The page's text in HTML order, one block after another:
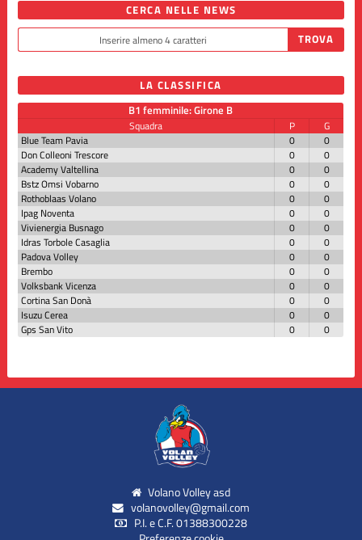
CERCA NELLE NEWS
LA CLASSIFICA
B1 femminile: Girone B
Squadra P
G
Blue Team Pavia
0
0
Don Colleoni Trescore
0
0
Academy Valtellina
0
0
Bstz Omsi Vobarno
0
0
Rothoblaas Volano
0
0
Ipag Noventa
0
0
Vivienergia Busnago
0
0
Idras Torbole Casaglia
0
0
Padova Volley
0
0
Brembo
0
0
Volksbank Vicenza
0
0
Cortina San Donà
0
0
Isuzu Cerea
0
0
Gps San Vito
0 0
Volano Volley asd
volanovolley@gmail.com
P.I. e C.F. 01388300228